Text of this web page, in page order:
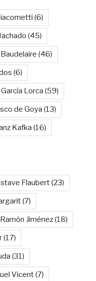
(6)
(45)
(46)
(6)
Lorca (59)
de Goya (13)
Kafka (16)
Flaubert(23)
(7)
Jiménez(18)
(17)
(31)
Vicent(7)